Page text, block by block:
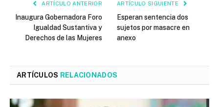
ARTÍCULO ANTERIOR
Inaugura Gobernadora Foro
Igualdad Sustantiva y
Derechos de las Mujeres
ARTÍCULO SIGUIENTE
Esperan sentencia dos
sujetos por masacre en
anexo
ARTÍCULOS RELACIONADOS